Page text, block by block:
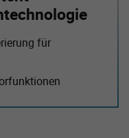
für